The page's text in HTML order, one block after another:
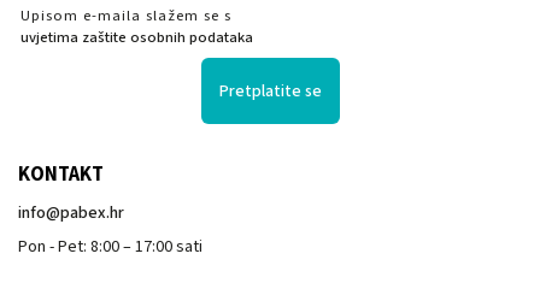
Upisom e-maila slažem se s
uvjetima zaštite osobnih podataka
Pretplatite se
KONTAKT
info@pabex.hr
Pon - Pet: 8:00 – 17:00 sati